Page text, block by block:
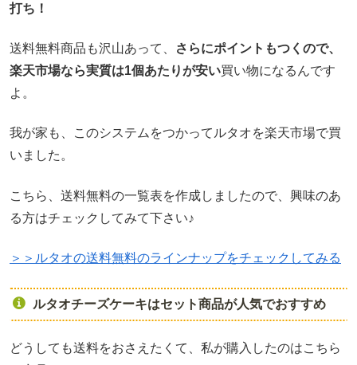
打ち！
送料無料商品も沢山あって、
さらにポイントもつくので、
楽天市場なら実質は1個あたりが安い買い物になるんです
よ。
我が家も、このシステムをつかってルタオを楽天市場で買
いました。
こちら、送料無料の一覧表を作成しましたので、興味のあ
る方はチェックしてみて下さい♪
＞＞ルタオの送料無料のラインナップをチェックしてみる
ルタオチーズケーキはセット商品が人気でおすすめ
どうしても送料をおさえたくて、私が購入したのはこちら